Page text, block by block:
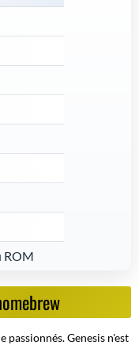
ROM
passionnés. Genesis n'est